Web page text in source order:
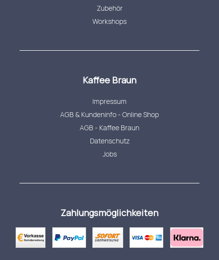
Zubehör
Workshops
Kaffee Braun
Impressum
AGB & Kundeninfo - Online Shop
AGB - Kaffee Braun
Datenschutz
Jobs
Zahlungsmöglichkeiten